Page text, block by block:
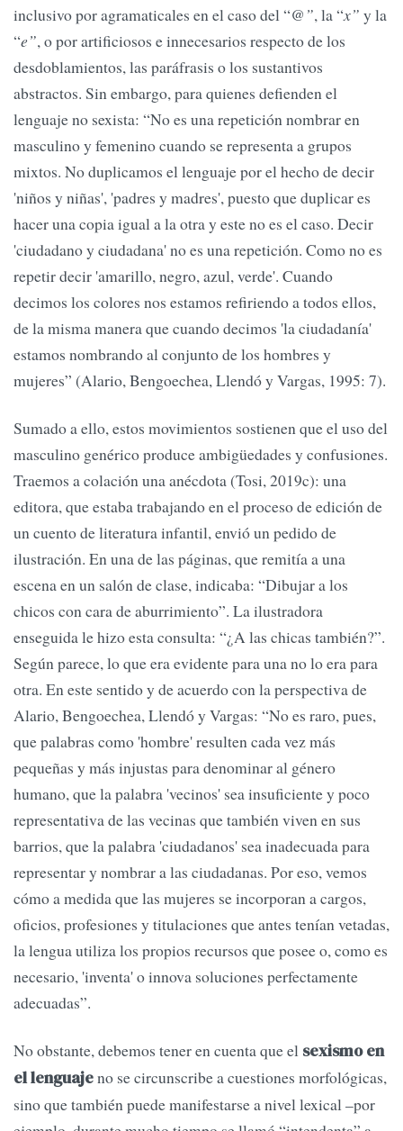
inclusivo por agramaticales en el caso del “@”, la “x” y la
“e”, o por artificiosos e innecesarios respecto de los
desdoblamientos, las paráfrasis o los sustantivos
abstractos. Sin embargo, para quienes defienden el
lenguaje no sexista: “No es una repetición nombrar en
masculino y femenino cuando se representa a grupos
mixtos. No duplicamos el lenguaje por el hecho de decir
'niños y niñas', 'padres y madres', puesto que duplicar es
hacer una copia igual a la otra y este no es el caso. Decir
'ciudadano y ciudadana' no es una repetición. Como no es
repetir decir 'amarillo, negro, azul, verde'. Cuando
decimos los colores nos estamos refiriendo a todos ellos,
de la misma manera que cuando decimos 'la ciudadanía'
estamos nombrando al conjunto de los hombres y
mujeres” (Alario, Bengoechea, Llendó y Vargas, 1995: 7).
Sumado a ello, estos movimientos sostienen que el uso del
masculino genérico produce ambigüedades y confusiones.
Traemos a colación una anécdota (Tosi, 2019c): una
editora, que estaba trabajando en el proceso de edición de
un cuento de literatura infantil, envió un pedido de
ilustración. En una de las páginas, que remitía a una
escena en un salón de clase, indicaba: “Dibujar a los
chicos con cara de aburrimiento”. La ilustradora
enseguida le hizo esta consulta: “¿A las chicas también?”.
Según parece, lo que era evidente para una no lo era para
otra. En este sentido y de acuerdo con la perspectiva de
Alario, Bengoechea, Llendó y Vargas: “No es raro, pues,
que palabras como 'hombre' resulten cada vez más
pequeñas y más injustas para denominar al género
humano, que la palabra 'vecinos' sea insuficiente y poco
representativa de las vecinas que también viven en sus
barrios, que la palabra 'ciudadanos' sea inadecuada para
representar y nombrar a las ciudadanas. Por eso, vemos
cómo a medida que las mujeres se incorporan a cargos,
oficios, profesiones y titulaciones que antes tenían vetadas,
la lengua utiliza los propios recursos que posee o, como es
necesario, 'inventa' o innova soluciones perfectamente
adecuadas”.
No obstante, debemos tener en cuenta que el sexismo en
el lenguajeno se circunscribe a cuestiones morfológicas,
sino que también puede manifestarse a nivel lexical –por